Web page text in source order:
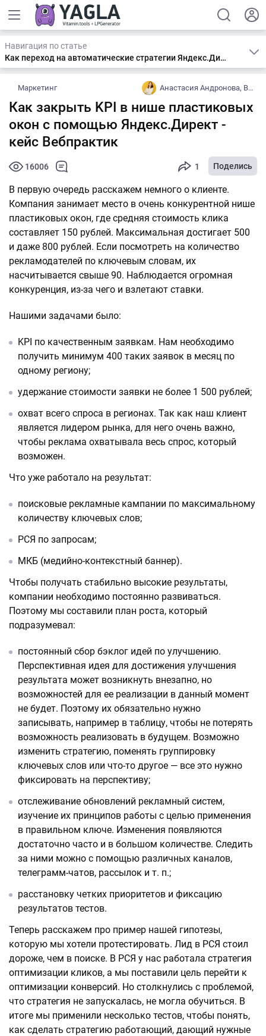
Навигация по статье
Как переход на автоматические стратегии Яндекс.Директ помог закрыть KPI по лидам
Маркетинг Анастасия Андронова, Вебпрактик
Как закрыть KPI в нише пластиковых
окон с помощью Яндекс.Директ -
кейс Вебпрактик
16006 1 Поделись
В первую очередь расскажем немного о клиенте.
Компания занимает место в очень конкурентной нише
пластиковых окон, где средняя стоимость клика
составляет 150 рублей. Максимальная достигает 500
и даже 800 рублей. Если посмотреть на количество
рекламодателей по ключевым словам, их
насчитывается свыше 90. Наблюдается огромная
конкуренция, из-за чего и взлетают ставки.
Нашими задачами было:
KPI по качественным заявкам. Нам необходимо
получить минимум 400 таких заявок в месяц по
одному региону;
удержание стоимости заявки не более 1 500 рублей;
охват всего спроса в регионах. Так как наш клиент
является лидером рынка, для него очень важно,
чтобы реклама охватывала весь спрос, который
возможен.
Что уже работало на результат:
поисковые рекламные кампании по максимальному
количеству ключевых слов;
РСЯ по запросам;
МКБ (медийно-контекстный баннер).
Чтобы получать стабильно высокие результаты,
компании необходимо постоянно развиваться.
Поэтому мы составили план роста, который
подразумевал:
постоянный сбор бэклог идей по улучшению.
Перспективная идея для достижения улучшения
результата может возникнуть внезапно, но
возможностей для ее реализации в данный момент
не будет. Поэтому их обязательно нужно
записывать, например в таблицу, чтобы не потерять
возможность реализовать в будущем. Возможно
изменить стратегию, поменять группировку
ключевых слов или что-то другое — все это нужно
фиксировать на перспективу;
отслеживание обновлений рекламный систем,
изучение их принципов работы с целью применения
в правильном ключе. Изменения появляются
достаточно часто и в большом количестве. Следить
за ними можно с помощью различных каналов,
телеграмм-чатов, рассылок и т. п.;
расстановку четких приоритетов и фиксацию
результатов тестов.
Теперь расскажем про пример нашей гипотезы,
которую мы хотели протестировать. Лид в РСЯ стоил
дороже, чем в поиске. В РСЯ у нас работала стратегия
оптимизации кликов, а мы поставили цель перейти к
оптимизации конверсий. Но столкнулись с проблемой,
что стратегия не запускалась, не могла обучиться. В
итоге мы применили несколько тестов, чтобы понять,
как сделать стратегию работающий, дающий нужные